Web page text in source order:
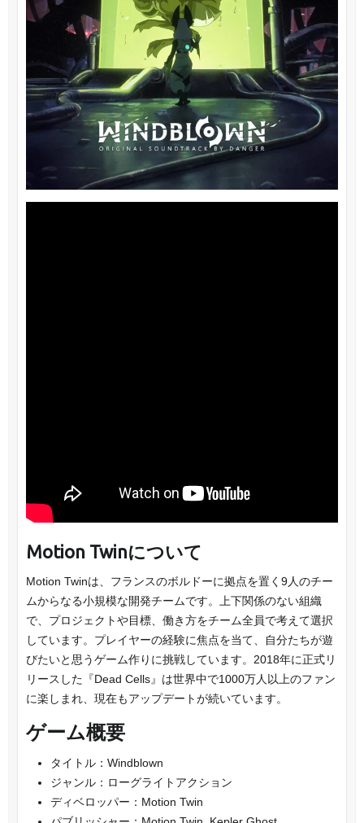
Motion Twinについて
Motion Twinは、フランスのボルドーに拠点を置く9人のチー
ムからなる小規模な開発チームです。上下関係のない組織
で、プロジェクトや目標、働き方をチーム全員で考えて選択
しています。プレイヤーの経験に焦点を当て、自分たちが遊
びたいと思うゲーム作りに挑戦しています。2018年に正式リ
リースした『Dead Cells』は世界中で1000万人以上のファン
に楽しまれ、現在もアップデートが続いています。
ゲーム概要
タイトル：Windblown
ジャンル：ローグライトアクション
ディベロッパー：Motion Twin